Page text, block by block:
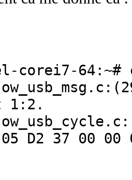
corei7-64:~#
1:2.
D2 37 00 00